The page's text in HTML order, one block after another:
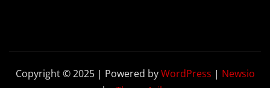
Copyright © 2025 | Powered byWordPress | Newsio